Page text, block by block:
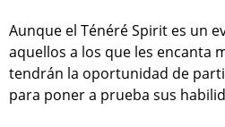
Aunque el Ténéré Spirit es un
aquellos a los que les encanta
tendrán la oportunidad de
para poner a prueba sus